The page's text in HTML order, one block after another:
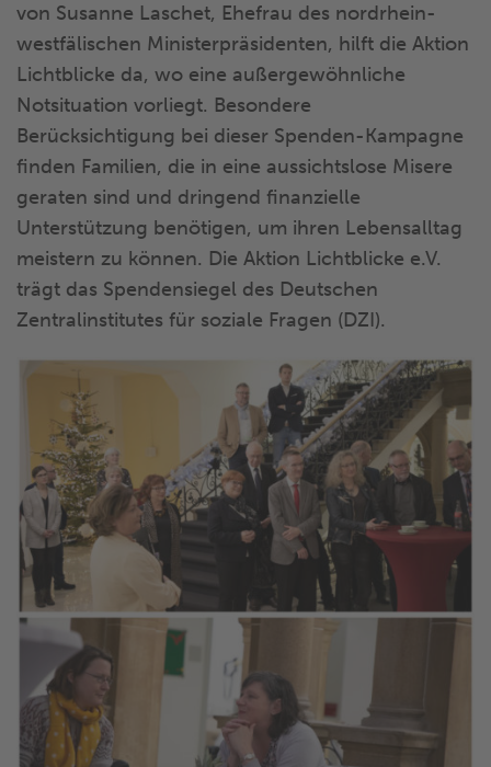
von Susanne Laschet, Ehefrau des nordrhein-
westfälischen Ministerpräsidenten, hilft die Aktion
Lichtblicke da, wo eine außergewöhnliche
Notsituation vorliegt. Besondere
Berücksichtigung bei dieser Spenden-Kampagne
finden Familien, die in eine aussichtslose Misere
geraten sind und dringend finanzielle
Unterstützung benötigen, um ihren Lebensalltag
meistern zu können. Die Aktion Lichtblicke e.V.
trägt das Spendensiegel des Deutschen
Zentralinstitutes für soziale Fragen (DZI).